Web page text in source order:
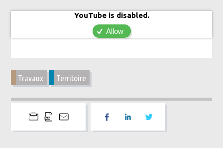
YouTube is disabled.
Allow
Travaux Territoire